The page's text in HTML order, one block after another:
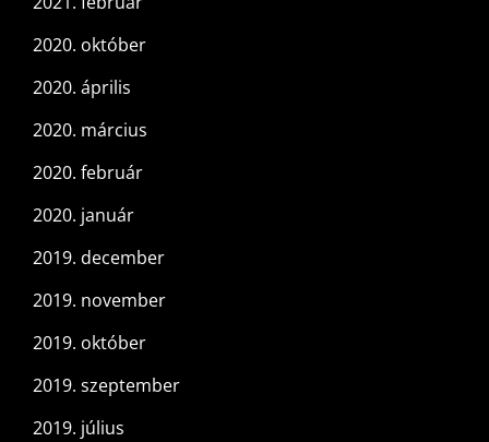
2020. október
2020. április
2020. március
2020. február
2020. január
2019. december
2019. november
2019. október
2019. szeptember
2019. július